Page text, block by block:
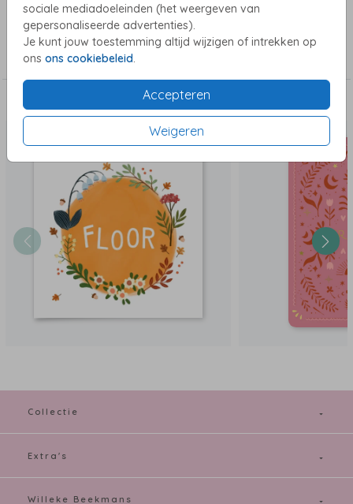
sociale mediadoeleinden (het weergeven van
gepersonaliseerde advertenties).
Je kunt jouw toestemming altijd wijzigen of intrekken op
ons ons cookiebeleid.
Accepteren
Weigeren
Collectie
Meisjes geboortekaartjes
Dit vind je misschien ook leuk
Collectie
Extra's
Willeke Beekmans